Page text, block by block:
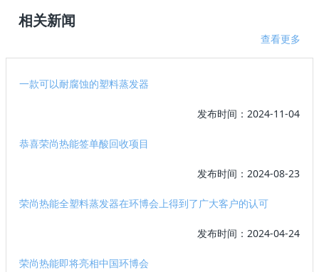
相关新闻
查看更多
一款可以耐腐蚀的塑料蒸发器
发布时间：2024-11-04
恭喜荣尚热能签单酸回收项目
发布时间：2024-08-23
荣尚热能全塑料蒸发器在环博会上得到了广大客户的认可
发布时间：2024-04-24
荣尚热能即将亮相中国环博会